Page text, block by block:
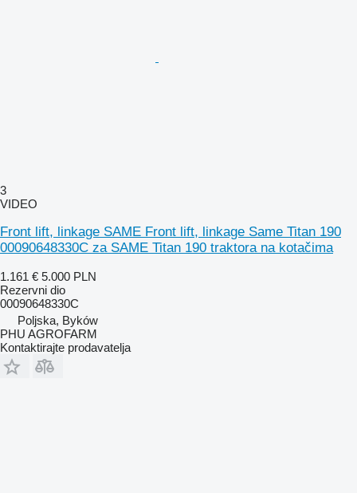
3
VIDEO
Front lift, linkage SAME Front lift, linkage Same Titan 190
00090648330C za SAME Titan 190 traktora na kotačima
1.161 € 5.000 PLN
Rezervni dio
00090648330C
Poljska, Byków
PHU AGROFARM
Kontaktirajte prodavatelja